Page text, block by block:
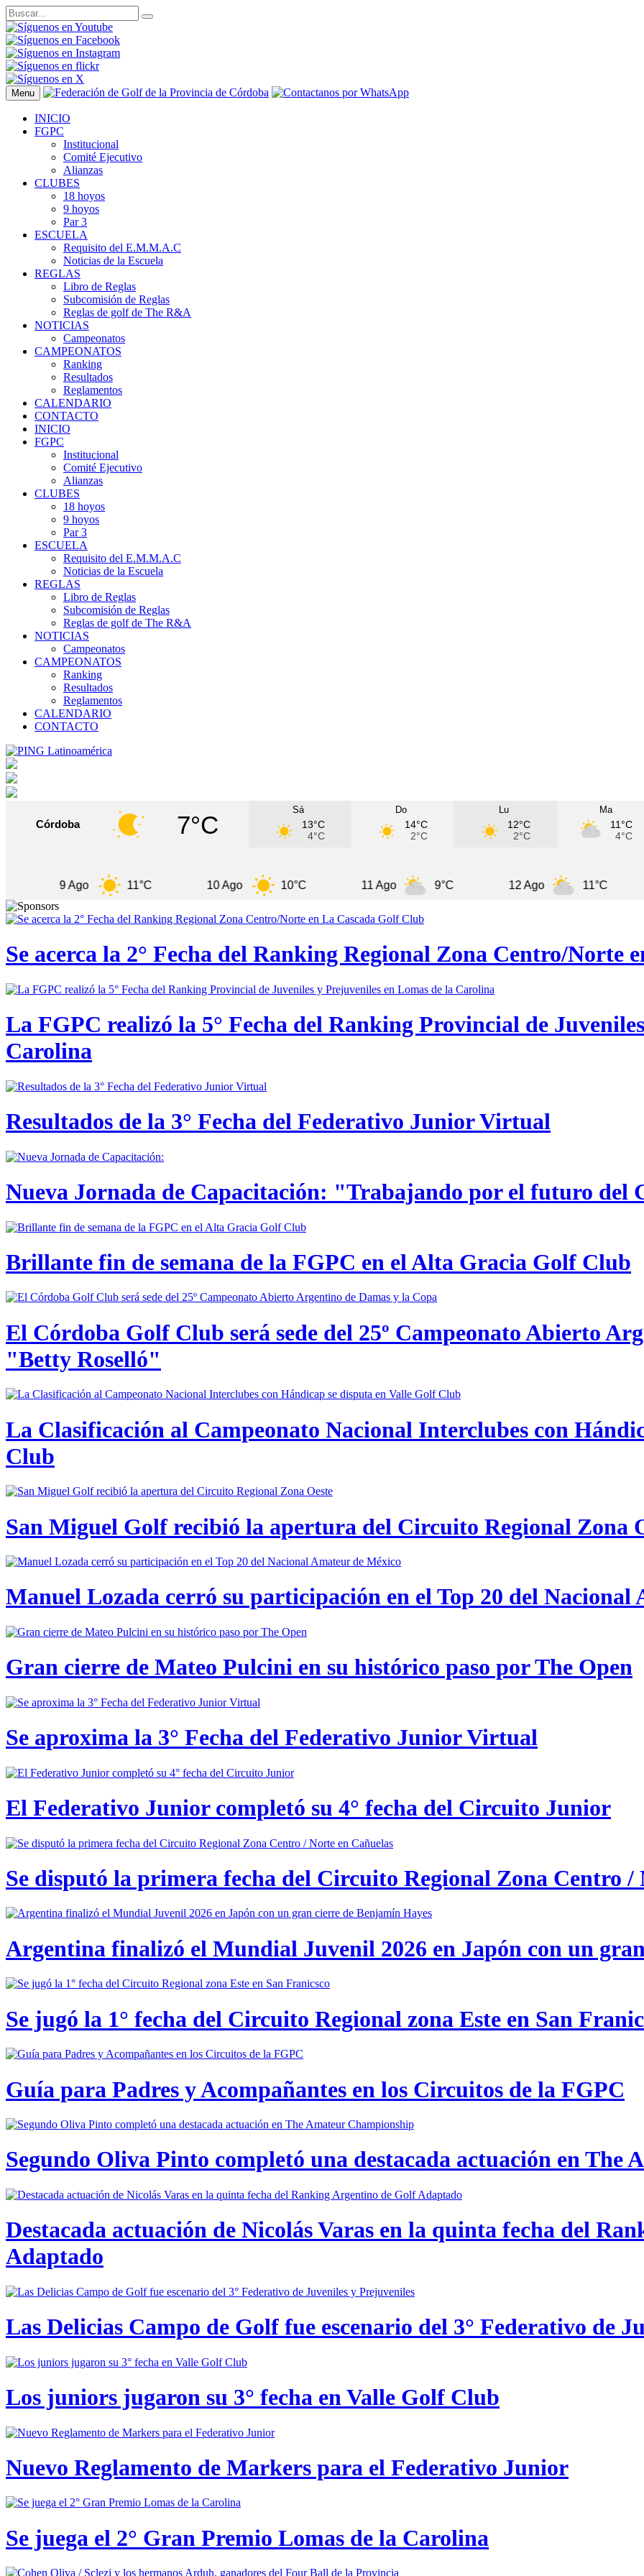
Menu
INICIO
FGPC
Institucional
Comité Ejecutivo
Alianzas
CLUBES
18 hoyos
9 hoyos
Par 3
ESCUELA
Requisito del E.M.M.A.C
Noticias de la Escuela
REGLAS
Libro de Reglas
Subcomisión de Reglas
Reglas de golf de The R&A
NOTICIAS
Campeonatos
CAMPEONATOS
Ranking
Resultados
Reglamentos
CALENDARIO
CONTACTO
INICIO
FGPC
Institucional
Comité Ejecutivo
Alianzas
CLUBES
18 hoyos
9 hoyos
Par 3
ESCUELA
Requisito del E.M.M.A.C
Noticias de la Escuela
REGLAS
Libro de Reglas
Subcomisión de Reglas
Reglas de golf de The R&A
NOTICIAS
Campeonatos
CAMPEONATOS
Ranking
Resultados
Reglamentos
CALENDARIO
CONTACTO
Córdoba 7°C
Sá
13°C
4°C
Do
14°C
2°C
Lu
12°C
2°C
Ma
11°C
4°C
11°C 10°C 9°C 11°C
Se acerca la 2° Fecha del Ranking Regional Zona Centro/Norte
La FGPC realizó la 5° Fecha del Ranking Provincial de
Carolina
Resultados de la 3° Fecha del Federativo Junior Virtual
Nueva Jornada de Capacitación: "Trabajando por el futuro del
Brillante fin de semana de la FGPC en el Alta Gracia Golf Club
El Córdoba Golf Club será sede del 25º Campeonato Abierto
"Betty Roselló"
La Clasificación al Campeonato Nacional Interclubes con
Club
San Miguel Golf recibió la apertura del Circuito Regional Zona
Manuel Lozada cerró su participación en el Top 20 del Nacional
Gran cierre de Mateo Pulcini en su histórico paso por The Open
Se aproxima la 3° Fecha del Federativo Junior Virtual
El Federativo Junior completó su 4° fecha del Circuito Junior
Se disputó la primera fecha del Circuito Regional Zona Centro /
Argentina finalizó el Mundial Juvenil 2026 en Japón con un
Se jugó la 1° fecha del Circuito Regional zona Este en San
Guía para Padres y Acompañantes en los Circuitos de la FGPC
Segundo Oliva Pinto completó una destacada actuación en The
Destacada actuación de Nicolás Varas en la quinta fecha del
Adaptado
Las Delicias Campo de Golf fue escenario del 3° Federativo de
Los juniors jugaron su 3° fecha en Valle Golf Club
Nuevo Reglamento de Markers para el Federativo Junior
Se juega el 2° Gran Premio Lomas de la Carolina